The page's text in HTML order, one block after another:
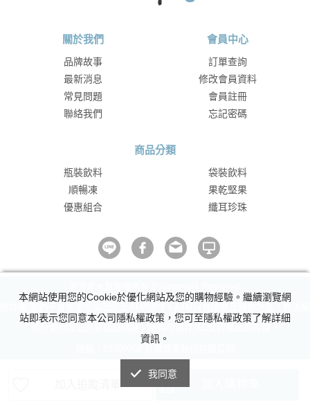
加入追蹤清單
關於我們
品牌故事
最新消息
常見問題
聯絡我們
會員中心
訂單查詢
修改會員資料
會員註冊
忘記密碼
商品分類
瓶裝飲料
袋裝飲料
順暢凍
果乾堅果
優惠組合
纖耳珍珠
本網站使用您的Cookie於優化網站及您的購物經驗。繼續瀏覽網
站即表示您同意本公司隱私權政策，您可至隱私權政策了解詳細
資訊。
我同意